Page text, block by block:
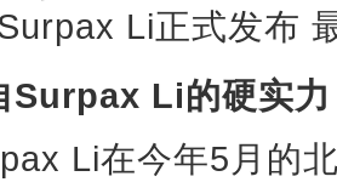
Surpax Li的硬实力
Li在今年5月的